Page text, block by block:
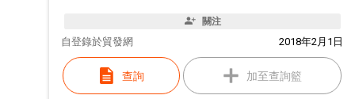
關注
自 2018年2月1日
登錄於貿發網
查詢 加至查詢籃